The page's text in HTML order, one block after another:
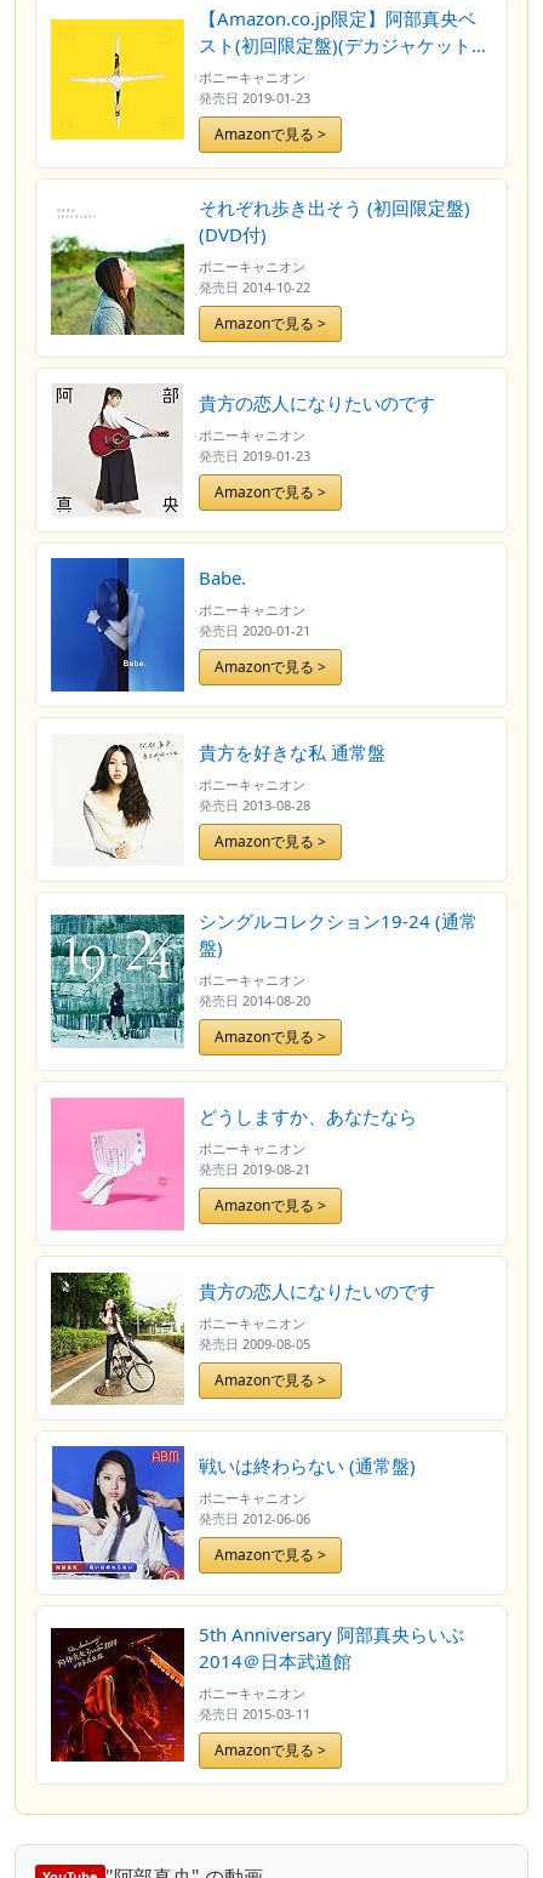
【Amazon.co.jp限定】阿部真央ベ
スト(初回限定盤)(デカジャケット・
初回限定盤バージョン付き)
ポニーキャニオン
発売日 2019-01-23
Amazonで見る >
それぞれ歩き出そう (初回限定盤)
(DVD付)
ポニーキャニオン
発売日 2014-10-22
Amazonで見る >
貴方の恋人になりたいのです
ポニーキャニオン
発売日 2019-01-23
Amazonで見る >
Babe.
ポニーキャニオン
発売日 2020-01-21
Amazonで見る >
貴方を好きな私 通常盤
ポニーキャニオン
発売日 2013-08-28
Amazonで見る >
シングルコレクション19-24 (通常
盤)
ポニーキャニオン
発売日 2014-08-20
Amazonで見る >
どうしますか、あなたなら
ポニーキャニオン
発売日 2019-08-21
Amazonで見る >
貴方の恋人になりたいのです
ポニーキャニオン
発売日 2009-08-05
Amazonで見る >
戦いは終わらない (通常盤)
ポニーキャニオン
発売日 2012-06-06
Amazonで見る >
5th Anniversary 阿部真央らいぶ
2014＠日本武道館
ポニーキャニオン
発売日 2015-03-11
Amazonで見る >